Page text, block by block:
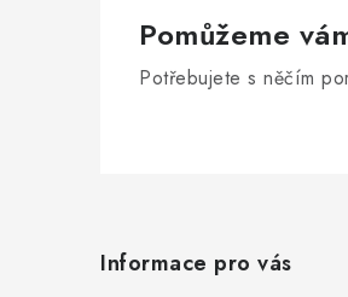
Pomůžeme
Potřebujete s něčím
Informace pro vás